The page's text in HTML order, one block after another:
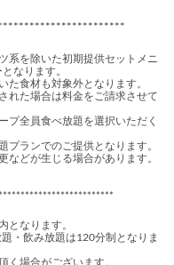
系を除いた初期提供セットメニ
なります。
食材も対象外となります。
れた場合は料金をご請求させて
プ全員食べ放題を選択いただく
ランでのご提供となります。
どが生じる場合があります。
となります。
・飲み放題は120分制となりま
場合がございます。